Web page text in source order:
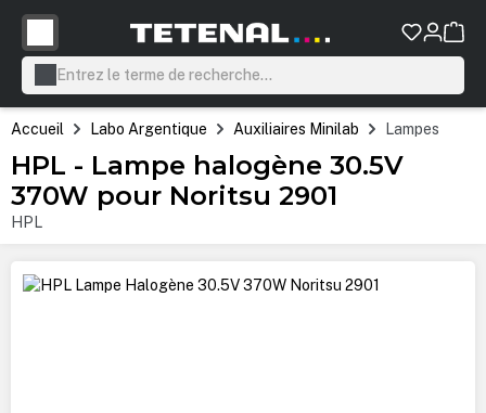
principal
Accueil Labo Argentique Auxiliaires Minilab Lampes
HPL - Lampe halogène 30.5V
370W pour Noritsu 2901
HPL
Ignorer la galerie d'images